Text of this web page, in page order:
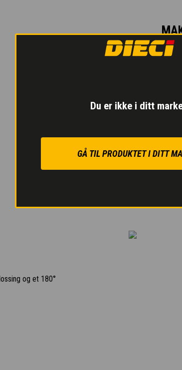
Du er ikke i ditt
GÅ TIL PRODUKTET I DITT
Den
Den
for
og et 180°